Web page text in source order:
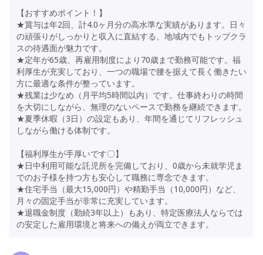
【おすすめポイント！】
★賞与は年2回、計4.0ヶ月分の高水準な実績があります。日々
の頑張りがしっかりと収入に直結する、地域内でもトップクラ
スの待遇面が魅力です。
★定年が65歳、再雇用制度により70歳まで勤務可能です。福
利厚生が充実しており、一つの職場で腰を据えて長く働きたい
方に最適な条件が整っています。
★残業は少なめ（月平均5時間以内）です。仕事終わりの時間
を大切にしながら、無理のないペースで勤務を継続できます。
★夏季休暇（3日）の設定もあり、年間を通じてリフレッシュ
しながら働ける体制です。
【福利厚生が手厚いです〇】
★日中利用可能な託児所を完備しており、0歳から未就学児ま
でのお子様を持つ方も安心して職務に専念できます。
★住宅手当（最大15,000円）や精勤手当（10,000円）など、
月々の固定手当が非常に充実しています。
★退職金制度（勤続3年以上）もあり、特定医療法人ならでは
の安定した雇用環境と将来への備えが両立できます。